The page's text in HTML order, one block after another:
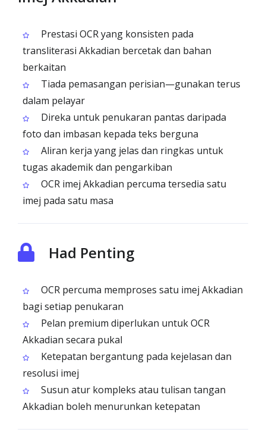
Prestasi OCR yang konsisten pada
transliterasi Akkadian bercetak dan bahan
berkaitan
Tiada pemasangan perisian—gunakan terus
dalam pelayar
Direka untuk penukaran pantas daripada
foto dan imbasan kepada teks berguna
Aliran kerja yang jelas dan ringkas untuk
tugas akademik dan pengarkiban
OCR imej Akkadian percuma tersedia satu
imej pada satu masa
Had Penting
OCR percuma memproses satu imej Akkadian
bagi setiap penukaran
Pelan premium diperlukan untuk OCR
Akkadian secara pukal
Ketepatan bergantung pada kejelasan dan
resolusi imej
Susun atur kompleks atau tulisan tangan
Akkadian boleh menurunkan ketepatan